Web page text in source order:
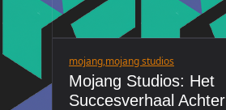
mojang,mojang studios
Mojang Studios: Het
Succesverhaal Achter